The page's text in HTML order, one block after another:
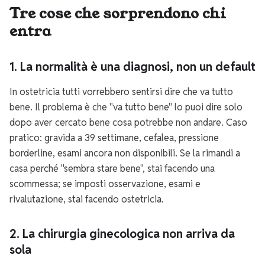
Tre cose che sorprendono chi
entra
1. La normalità è una diagnosi, non un default
In ostetricia tutti vorrebbero sentirsi dire che va tutto
bene. Il problema è che "va tutto bene" lo puoi dire solo
dopo aver cercato bene cosa potrebbe non andare. Caso
pratico: gravida a 39 settimane, cefalea, pressione
borderline, esami ancora non disponibili. Se la rimandi a
casa perché "sembra stare bene", stai facendo una
scommessa; se imposti osservazione, esami e
rivalutazione, stai facendo ostetricia.
2. La chirurgia ginecologica non arriva da
sola